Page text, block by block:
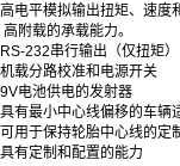
高电平模拟输出扭矩、速度
高附载的承载能力。
RS-232串行输出（仅扭矩）
机载分路校准和电源开关
9V电池供电的发射器
具有最小中心线偏移的车辆
可用于保持轮胎中心线的定
具有定制和配置的能力